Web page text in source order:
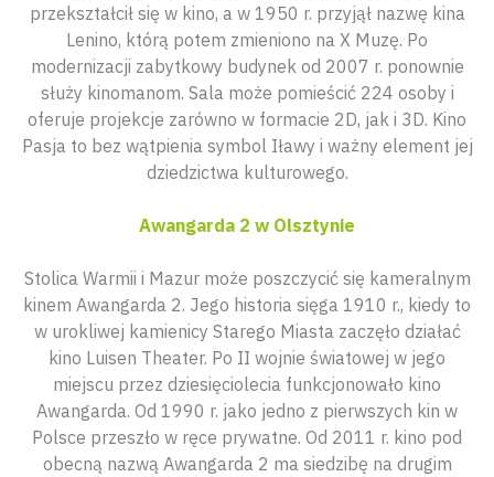
przekształcił się w kino, a w 1950 r. przyjął nazwę kina
Lenino, którą potem zmieniono na X Muzę. Po
modernizacji zabytkowy budynek od 2007 r. ponownie
służy kinomanom. Sala może pomieścić 224 osoby i
oferuje projekcje zarówno w formacie 2D, jak i 3D. Kino
Pasja to bez wątpienia symbol Iławy i ważny element jej
dziedzictwa kulturowego.
Awangarda 2 w Olsztynie
Stolica Warmii i Mazur może poszczycić się kameralnym
kinem Awangarda 2. Jego historia sięga 1910 r., kiedy to
w urokliwej kamienicy Starego Miasta zaczęło działać
kino Luisen Theater. Po II wojnie światowej w jego
miejscu przez dziesięciolecia funkcjonowało kino
Awangarda. Od 1990 r. jako jedno z pierwszych kin w
Polsce przeszło w ręce prywatne. Od 2011 r. kino pod
obecną nazwą Awangarda 2 ma siedzibę na drugim